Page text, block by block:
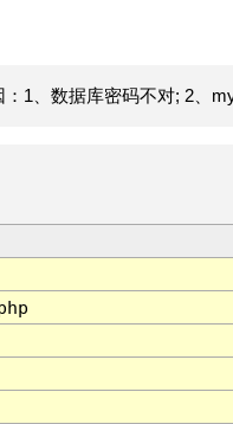
1、数据库密码不对; 2、